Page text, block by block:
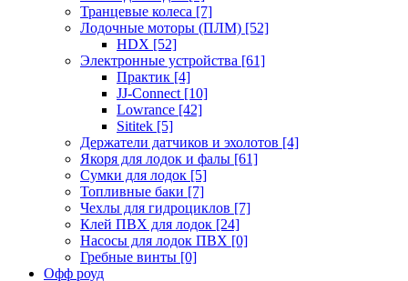
Транцевые колеса [7]
Лодочные моторы (ПЛМ) [52]
HDX [52]
Электронные устройства [61]
Практик [4]
JJ-Connect [10]
Lowrance [42]
Sititek [5]
Держатели датчиков и эхолотов [4]
Якоря для лодок и фалы [61]
Сумки для лодок [5]
Топливные баки [7]
Чехлы для гидроциклов [7]
Клей ПВХ для лодок [24]
Насосы для лодок ПВХ [0]
Гребные винты [0]
Офф роуд